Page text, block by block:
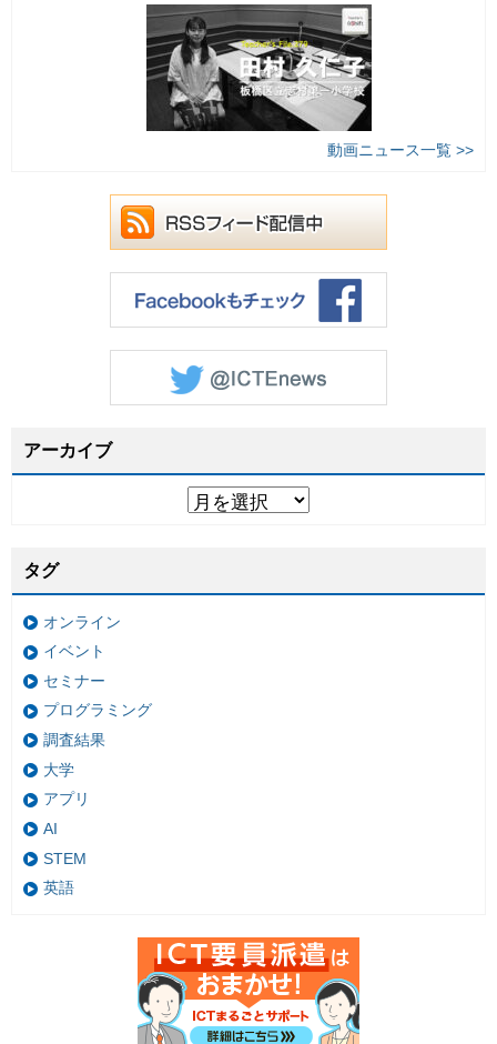
動画ニュース一覧 >>
アーカイブ
タグ
オンライン
イベント
セミナー
プログラミング
調査結果
大学
アプリ
AI
STEM
英語